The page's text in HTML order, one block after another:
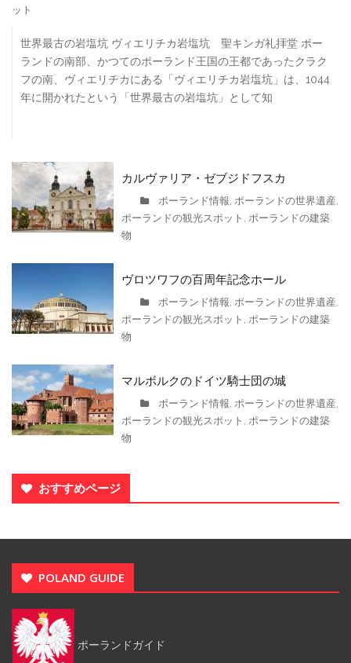
ット
世界最古の岩塩坑 ヴィエリチカ岩塩坑 聖キンガ礼拝堂 ポー
ランドの南部、かつてのポーランド王国の王都であったクラク
フの南、ヴィエリチカにある「ヴィエリチカ岩塩坑」は、1044
年に開かれたという「世界最古の岩塩坑」として知
カルヴァリア・ゼブジドフスカ
ポーランド情報, ポーランドの世界遺産,
ポーランドの観光スポット , ポーランドの建築
物
ヴロツワフの百周年記念ホール
ポーランド情報, ポーランドの世界遺産,
ポーランドの観光スポット , ポーランドの建築
物
マルボルクのドイツ騎士団の城
ポーランド情報, ポーランドの世界遺産,
ポーランドの観光スポット , ポーランドの建築
物
おすすめページ
POLAND GUIDE
ポーランドガイド